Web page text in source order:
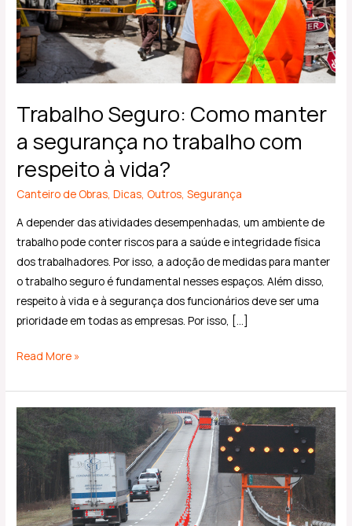
Trabalho Seguro: Como manter
a segurança no trabalho com
respeito à vida?
Canteiro de Obras,Dicas, Outros,Segurança
A depender das atividades desempenhadas, um ambiente de
trabalho pode conter riscos para a saúde e integridade física
dos trabalhadores. Por isso, a adoção de medidas para manter
o trabalho seguro é fundamental nesses espaços. Além disso,
respeito à vida e à segurança dos funcionários deve ser uma
prioridade em todas as empresas. Por isso, […]
trabalho
com
respeito
à
Read More »
Dicas
de
segurança
para
trabalhadores
em